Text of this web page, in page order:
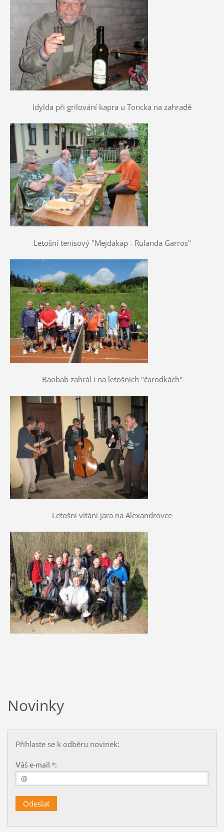
Idylda při grilování kapra u Toncka na zahradě
Letošní tenisový "Mejdakap - Rulanda Garros"
Baobab zahrál i na letošních "čarodkách"
Letošní vítání jara na Alexandrovce
Novinky
Přihlaste se k odběru novinek:
Váš e-mail *: